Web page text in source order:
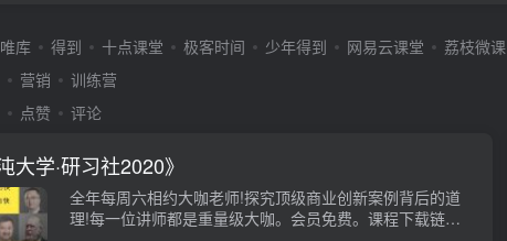
唯库 得到 十点课堂 极客时间 少年得到 网易云课堂
荔枝微课
营销
训练营
点赞 评论
大学·研习社2020》
全年每周六相约大咖老‌师!探究顶级商‌业创新案例背后的道
理!每一‌位讲师都是重‌量级大咖。会员免费。课程下载链